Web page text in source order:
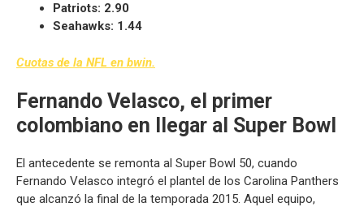
Patriots: 2.90
Seahawks: 1.44
Cuotas de la NFL en bwin.
Fernando Velasco, el primer
colombiano en llegar al Super Bowl
El antecedente se remonta al Super Bowl 50, cuando
Fernando Velasco integró el plantel de los Carolina Panthers
que alcanzó la final de la temporada 2015. Aquel equipo,